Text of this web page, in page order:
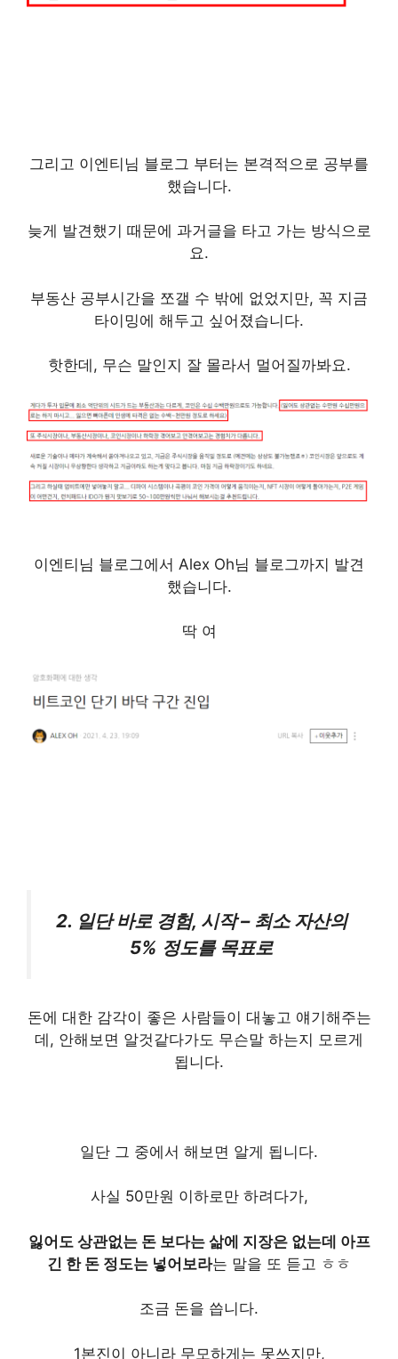
그리고 이엔티님 블로그 부터는 본격적으로 공부를
했습니다.
늦게 발견했기 때문에 과거글을 타고 가는 방식으로
요.
부동산 공부시간을 쪼갤 수 밖에 없었지만, 꼭 지금
타이밍에 해두고 싶어졌습니다.
핫한데, 무슨 말인지 잘 몰라서 멀어질까봐요.
이엔티님 블로그에서 Alex Oh님 블로그까지 발견
했습니다.
딱 여
2. 일단 바로 경험, 시작 – 최소 자산의
5% 정도를 목표로
돈에 대한 감각이 좋은 사람들이 대놓고 얘기해주는
데, 안해보면 알것같다가도 무슨말 하는지 모르게
됩니다.
일단 그 중에서 해보면 알게 됩니다.
사실 50만원 이하로만 하려다가,
잃어도 상관없는 돈 보다는 삶에 지장은 없는데 아프
긴 한 돈 정도는 넣어보라는 말을 또 듣고 ㅎㅎ
조금 돈을 씁니다.
1본진이 아니라 무모하게는 못쓰지만,